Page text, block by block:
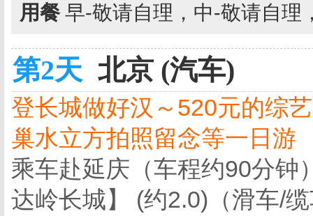
用餐 早-敬请自理，中-敬请自理
第2天 北京 (汽车)
登长城做好汉～520元的综
巢水立方拍照留念等一日游
乘车赴延庆（车程约90分钟
达岭长城】 (约2.0)（滑车/